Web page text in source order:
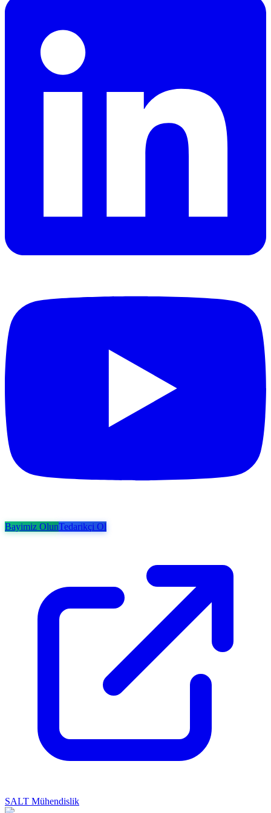
Bayimiz OlunTedarikçi Ol
SALT Mühendislik